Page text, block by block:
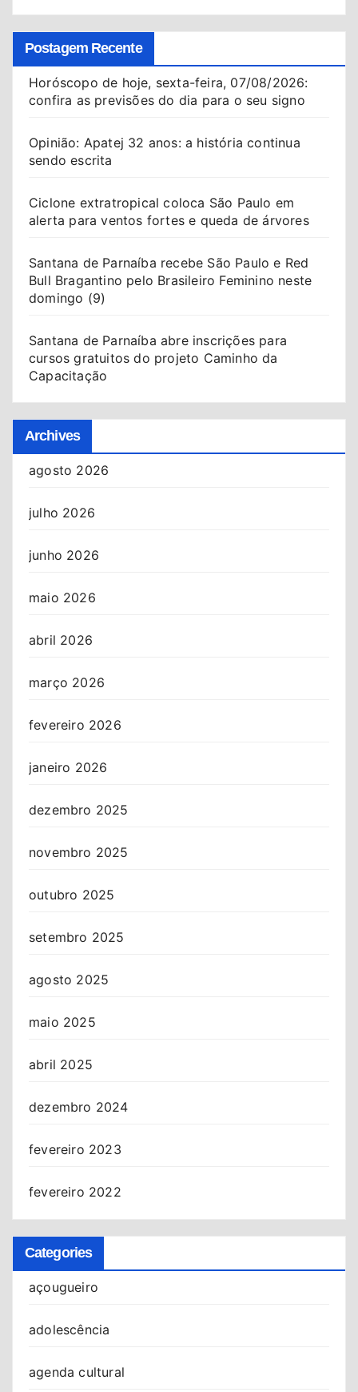
Postagem Recente
Horóscopo de hoje, sexta-feira, 07/08/2026:
confira as previsões do dia para o seu signo
Opinião: Apatej 32 anos: a história continua
sendo escrita
Ciclone extratropical coloca São Paulo em
alerta para ventos fortes e queda de árvores
Santana de Parnaíba recebe São Paulo e Red
Bull Bragantino pelo Brasileiro Feminino neste
domingo (9)
Santana de Parnaíba abre inscrições para
cursos gratuitos do projeto Caminho da
Capacitação
Archives
agosto 2026
julho 2026
junho 2026
maio 2026
abril 2026
março 2026
fevereiro 2026
janeiro 2026
dezembro 2025
novembro 2025
outubro 2025
setembro 2025
agosto 2025
maio 2025
abril 2025
dezembro 2024
fevereiro 2023
fevereiro 2022
Categories
açougueiro
adolescência
agenda cultural